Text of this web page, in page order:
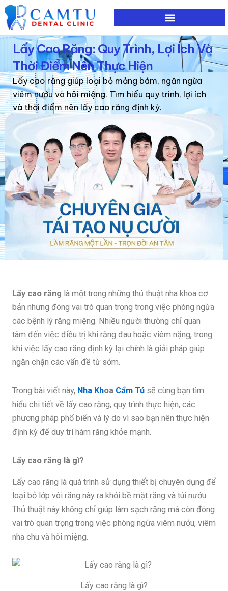
Nhảy
tới
nội
dungLấy Cao Răng: Quy Trình, Lợi Ích Và
Thời Điểm Nên Thực Hiện
Lấy cao răng giúp loại bỏ mảng bám, ngăn ngừa
viêm nướu và hôi miệng. Tìm hiểu quy trình, lợi ích
và thời điểm nên lấy cao răng định kỳ.
Lấy cao răng là một trong những thủ thuật nha khoa cơ
bản nhưng đóng vai trò quan trọng trong việc phòng ngừa
các bệnh lý răng miệng. Nhiều người thường chỉ quan
tâm đến việc điều trị khi răng đau hoặc viêm nặng, trong
khi việc lấy cao răng định kỳ lại chính là giải pháp giúp
ngăn chặn các vấn đề từ sớm.
Trong bài viết này, Nha Khoa Cẩm Tú sẽ cùng bạn tìm
hiểu chi tiết về lấy cao răng, quy trình thực hiện, các
phương pháp phổ biến và lý do vì sao bạn nên thực hiện
định kỳ để duy trì hàm răng khỏe mạnh.
Lấy cao răng là gì?
Lấy cao răng là quá trình sử dụng thiết bị chuyên dụng để
loại bỏ lớp vôi răng này ra khỏi bề mặt răng và túi nướu.
Thủ thuật này không chỉ giúp làm sạch răng mà còn đóng
vai trò quan trọng trong việc phòng ngừa viêm nướu, viêm
nha chu và hôi miệng.
Lấy cao răng là gì?